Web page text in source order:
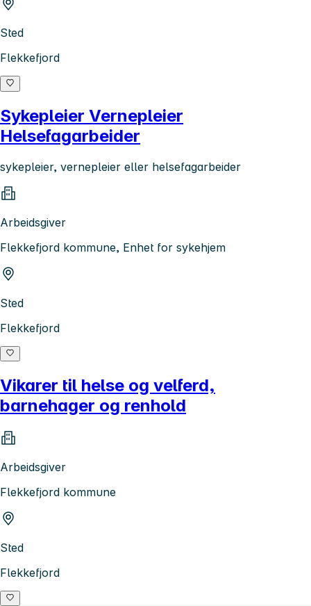
Sted
Flekkefjord
Sykepleier Vernepleier
Helsefagarbeider
sykepleier, vernepleier eller helsefagarbeider
Arbeidsgiver
Flekkefjord kommune, Enhet for sykehjem
Sted
Flekkefjord
Vikarer til helse og velferd,
barnehager og renhold
Arbeidsgiver
Flekkefjord kommune
Sted
Flekkefjord